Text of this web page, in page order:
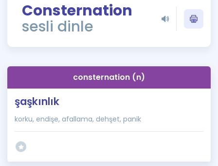
ÖSYM Sınav Takvimi
Kampanyalar
İngilizce Gramer
Consternation
sesli dinle
consternation (n)
şaşkınlık
korku, endişe, afallama, dehşet, panik